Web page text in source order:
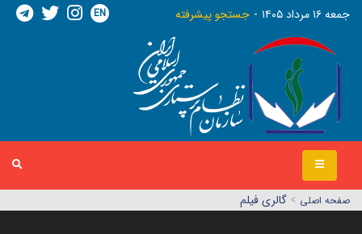
جمعه ١٦ مرداد ١٤٠٥ جستجو پیشرفته EN
صفحه اصلي > گالری فیلم